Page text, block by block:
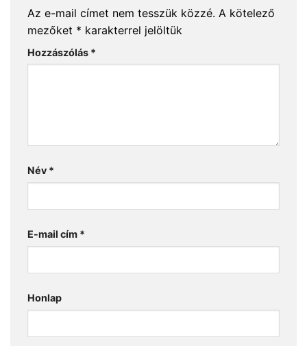
Az e-mail címet nem tesszük közzé. A kötelező
mezőket * karakterrel jelöltük
Hozzászólás *
Név *
E-mail cím *
Honlap